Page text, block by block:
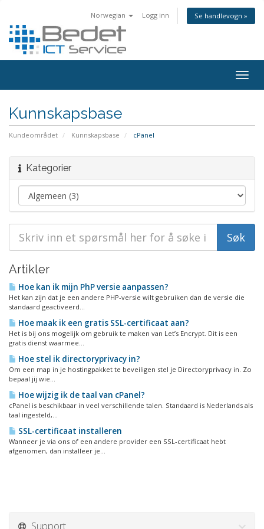
Norwegian Logg inn Se handlevogn »
Kunnskapsbase
Kundeområdet Kunnskapsbase cPanel
Kategorier
Artikler
Hoe kan ik mijn PhP versie aanpassen?
Het kan zijn dat je een andere PHP-versie wilt gebruiken dan de versie die
standaard geactiveerd...
Hoe maak ik een gratis SSL-certificaat aan?
Het is bij ons mogelijk om gebruik te maken van Let’s Encrypt. Dit is een
gratis dienst waarmee...
Hoe stel ik directoryprivacy in?
Om een map in je hostingpakket te beveiligen stel je Directoryprivacy in. Zo
bepaal jij wie...
Hoe wijzig ik de taal van cPanel?
cPanel is beschikbaar in veel verschillende talen. Standaard is Nederlands als
taal ingesteld,...
SSL-certificaat installeren
Wanneer je via ons of een andere provider een SSL-certificaat hebt
afgenomen, dan installeer je...
Support